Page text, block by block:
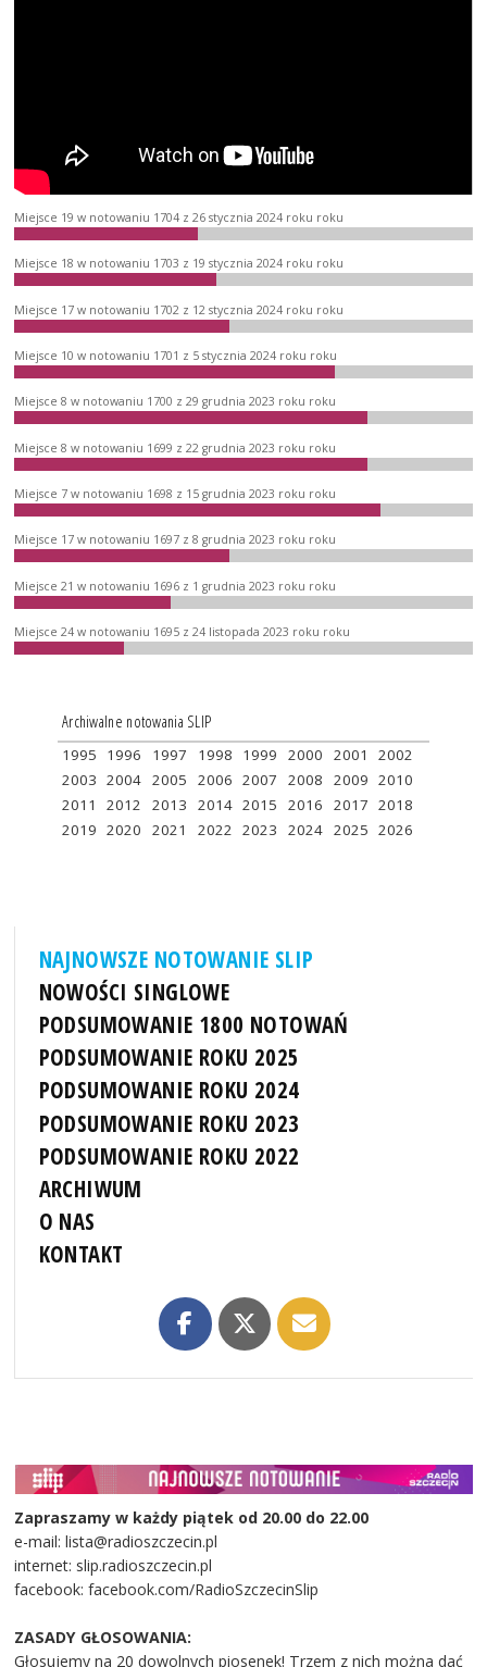
Miejsce 19 w notowaniu 1704 z 26 stycznia 2024 roku roku
Miejsce 18 w notowaniu 1703 z 19 stycznia 2024 roku roku
Miejsce 17 w notowaniu 1702 z 12 stycznia 2024 roku roku
Miejsce 10 w notowaniu 1701 z 5 stycznia 2024 roku roku
Miejsce 8 w notowaniu 1700 z 29 grudnia 2023 roku roku
Miejsce 8 w notowaniu 1699 z 22 grudnia 2023 roku roku
Miejsce 7 w notowaniu 1698 z 15 grudnia 2023 roku roku
Miejsce 17 w notowaniu 1697 z 8 grudnia 2023 roku roku
Miejsce 21 w notowaniu 1696 z 1 grudnia 2023 roku roku
Miejsce 24 w notowaniu 1695 z 24 listopada 2023 roku roku
Archiwalne notowania SLIP
1995 1996 1997 1998 1999 2000 2001
2002
2003 2004 2005 2006 2007 2008 2009 2010
2011
2012 2013 2014 2015 2016 2017 2018
2019 2020 2021 2022 2023 2024 2025 2026
NAJNOWSZE NOTOWANIE SLIP
NOWOŚCI SINGLOWE
PODSUMOWANIE 1800 NOTOWAŃ
PODSUMOWANIE ROKU 2025
PODSUMOWANIE ROKU 2024
PODSUMOWANIE ROKU 2023
PODSUMOWANIE ROKU 2022
ARCHIWUM
O NAS
KONTAKT
Zapraszamy w każdy piątek od 20.00 do 22.00
e-mail: lista@radioszczecin.pl
internet: slip.radioszczecin.pl
facebook: facebook.com/RadioSzczecinSlip
ZASADY GŁOSOWANIA:
Głosujemy na 20 dowolnych piosenek! Trzem z nich można dać